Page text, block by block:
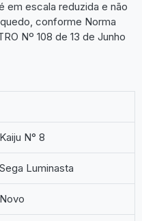
escala reduzida e não
conforme Norma
Nº 108 de 13 de Junho
Kaiju N° 8
Sega Luminasta
Novo